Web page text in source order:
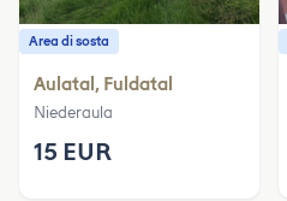
Area di sosta
Aulatal, Fuldatal
Niederaula
15 EUR